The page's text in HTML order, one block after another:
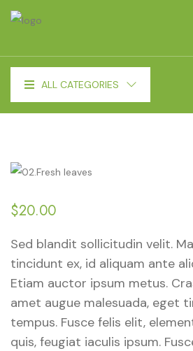
ALL CATEGORIES
$20.00
Sed blandit sollicitudin velit.
tincidunt ex, id aliquam ante
Etiam auctor ipsum metus.
amet augue malesuada, eget
tempus. Fusce felis elit,
quis, feugiat iaculis ipsum.